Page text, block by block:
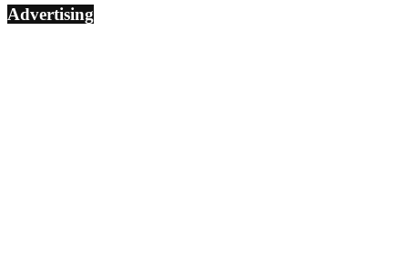
Advertising